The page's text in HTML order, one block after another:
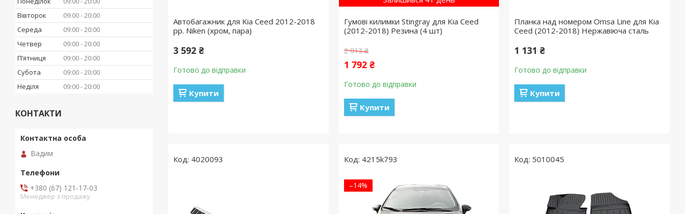
Автобагажник для Kia Ceed 2012-2018
рр. Niken (хром, пара)
3 592 ₴
Готово до відправки
Купити
Гумові килимки Stingray для Kia Ceed
(2012-2018) Резина (4 шт)
2 013 ₴
1 792 ₴
Готово до відправки
Купити
Планка над номером Omsa Line для Kia
Ceed (2012-2018) Нержавіюча сталь
1 131 ₴
Готово до відправки
Купити
4020093 4215k793
–14%
5010045
Вівторок
09:00 20:00
Середа
09:00 20:00
Четвер
09:00 20:00
Пʼятниця
09:00 20:00
Субота
09:00 20:00
Неділя
09:00 20:00
КОНТАКТИ
Вадим
+380 (67) 121-17-03
Менеджер з продажу